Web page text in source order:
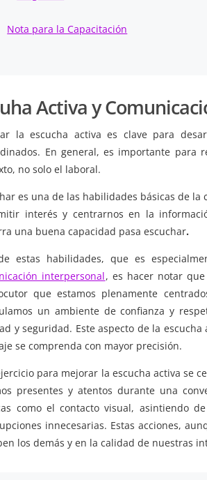
Nota para la Capacitación
Activa y
la escucha activa es clave para
En general, es importante para
no solo el laboral.
es una de las habilidades básicas de
interés y centrarnos en la
una buena capacidad pasa escuchar.
estas habilidades, que es
interpersonal, es hacer notar
que estamos plenamente
un ambiente de confianza y
y seguridad. Este aspecto de la
se comprenda con mayor precisión.
para mejorar la escucha activa se
presentes y atentos durante una
como el contacto visual, asintiendo
innecesarias. Estas acciones,
los demás y en la calidad de nuestras